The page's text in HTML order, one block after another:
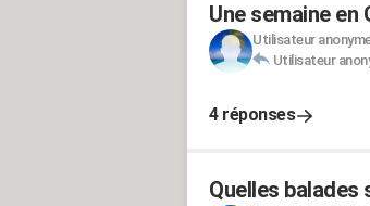
Une semaine en
Utilisateur
Utilisateur
4 réponses
Quelles balades